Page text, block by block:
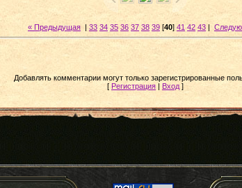
« Предыдущая | 33 34 35 36 37 38 39 [40] 41 42 43 |
Добавлять комментарии могут только зарегистрированные
[ Регистрация Вход ]